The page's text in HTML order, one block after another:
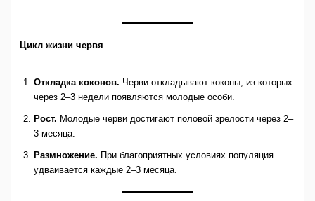
Цикл жизни червя
Откладка коконов. Черви откладывают коконы, из которых
через 2–3 недели появляются молодые особи.
Рост. Молодые черви достигают половой зрелости через 2–
3 месяца.
Размножение. При благоприятных условиях популяция
удваивается каждые 2–3 месяца.